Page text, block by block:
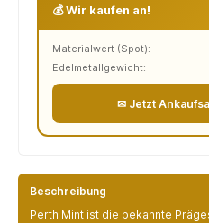
💰 Wir kaufen an!
Materialwert (Spot):
Edelmetallgewicht:
✉ Jetzt
Beschreibung
Perth Mint ist die bekannte